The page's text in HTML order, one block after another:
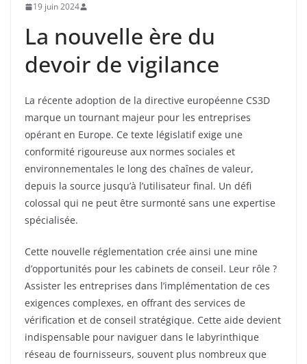
19 juin 2024
La nouvelle ère du
devoir de vigilance
La récente adoption de la directive européenne CS3D
marque un tournant majeur pour les entreprises
opérant en Europe. Ce texte législatif exige une
conformité rigoureuse aux normes sociales et
environnementales le long des chaînes de valeur,
depuis la source jusqu’à l’utilisateur final. Un défi
colossal qui ne peut être surmonté sans une expertise
spécialisée.
Cette nouvelle réglementation crée ainsi une mine
d’opportunités pour les cabinets de conseil. Leur rôle ?
Assister les entreprises dans l’implémentation de ces
exigences complexes, en offrant des services de
vérification et de conseil stratégique. Cette aide devient
indispensable pour naviguer dans le labyrinthique
réseau de fournisseurs, souvent plus nombreux que